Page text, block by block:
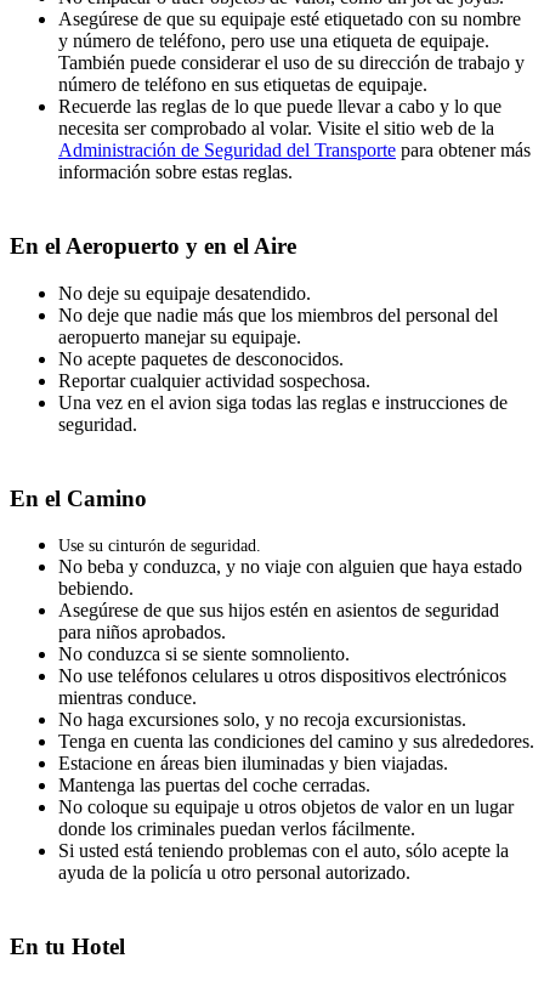
Asegúrese de que su equipaje esté etiquetado con su nombre
y número de teléfono, pero use una etiqueta de equipaje.
También puede considerar el uso de su dirección de trabajo y
número de teléfono en sus etiquetas de equipaje.
Recuerde las reglas de lo que puede llevar a cabo y lo que
necesita ser comprobado al volar. Visite el sitio web de la
Administración de Seguridad del Transporte para obtener más
información sobre estas reglas.
En el Aeropuerto y en el Aire
No deje su equipaje desatendido.
No deje que nadie más que los miembros del personal del
aeropuerto manejar su equipaje.
No acepte paquetes de desconocidos.
Reportar cualquier actividad sospechosa.
Una vez en el avion siga todas las reglas e instrucciones de
seguridad.
En el Camino
Use su cinturón de seguridad.
No beba y conduzca, y no viaje con alguien que haya estado
bebiendo.
Asegúrese de que sus hijos estén en asientos de seguridad
para niños aprobados.
No conduzca si se siente somnoliento.
No use teléfonos celulares u otros dispositivos electrónicos
mientras conduce.
No haga excursiones solo, y no recoja excursionistas.
Tenga en cuenta las condiciones del camino y sus alrededores.
Estacione en áreas bien iluminadas y bien viajadas.
Mantenga las puertas del coche cerradas.
No coloque su equipaje u otros objetos de valor en un lugar
donde los criminales puedan verlos fácilmente.
Si usted está teniendo problemas con el auto, sólo acepte la
ayuda de la policía u otro personal autorizado.
En tu Hotel